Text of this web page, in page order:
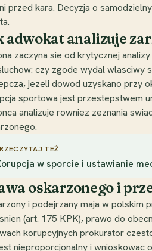
przed kara. Decyzja o
adwokat analizuje
zaczyna sie od krytycznej
czy zgode wydal wlasciwy
jezeli dowod uzyskano przy
sportowa jest przestepstwem
analizuje rowniez zeznania
TEŻ
w sporcie i ustawianie
oskarzonego i
i podejrzany maja w polskim
(art. 175 KPK), prawo do
korupcyjnych prokurator
nieproporcjonalny i wnioskowac